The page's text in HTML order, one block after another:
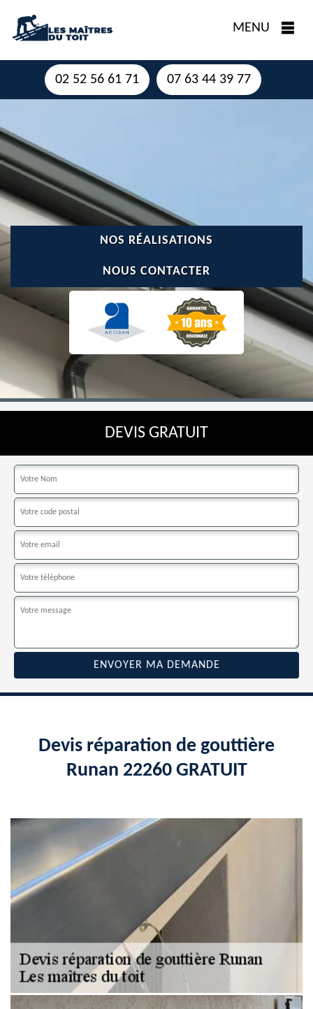
MENU
02 52 56 61 71 07 63 44 39 77
NOS RÉALISATIONS
NOUS CONTACTER
DEVIS GRATUIT
Devis réparation de gouttière
Runan 22260 GRATUIT